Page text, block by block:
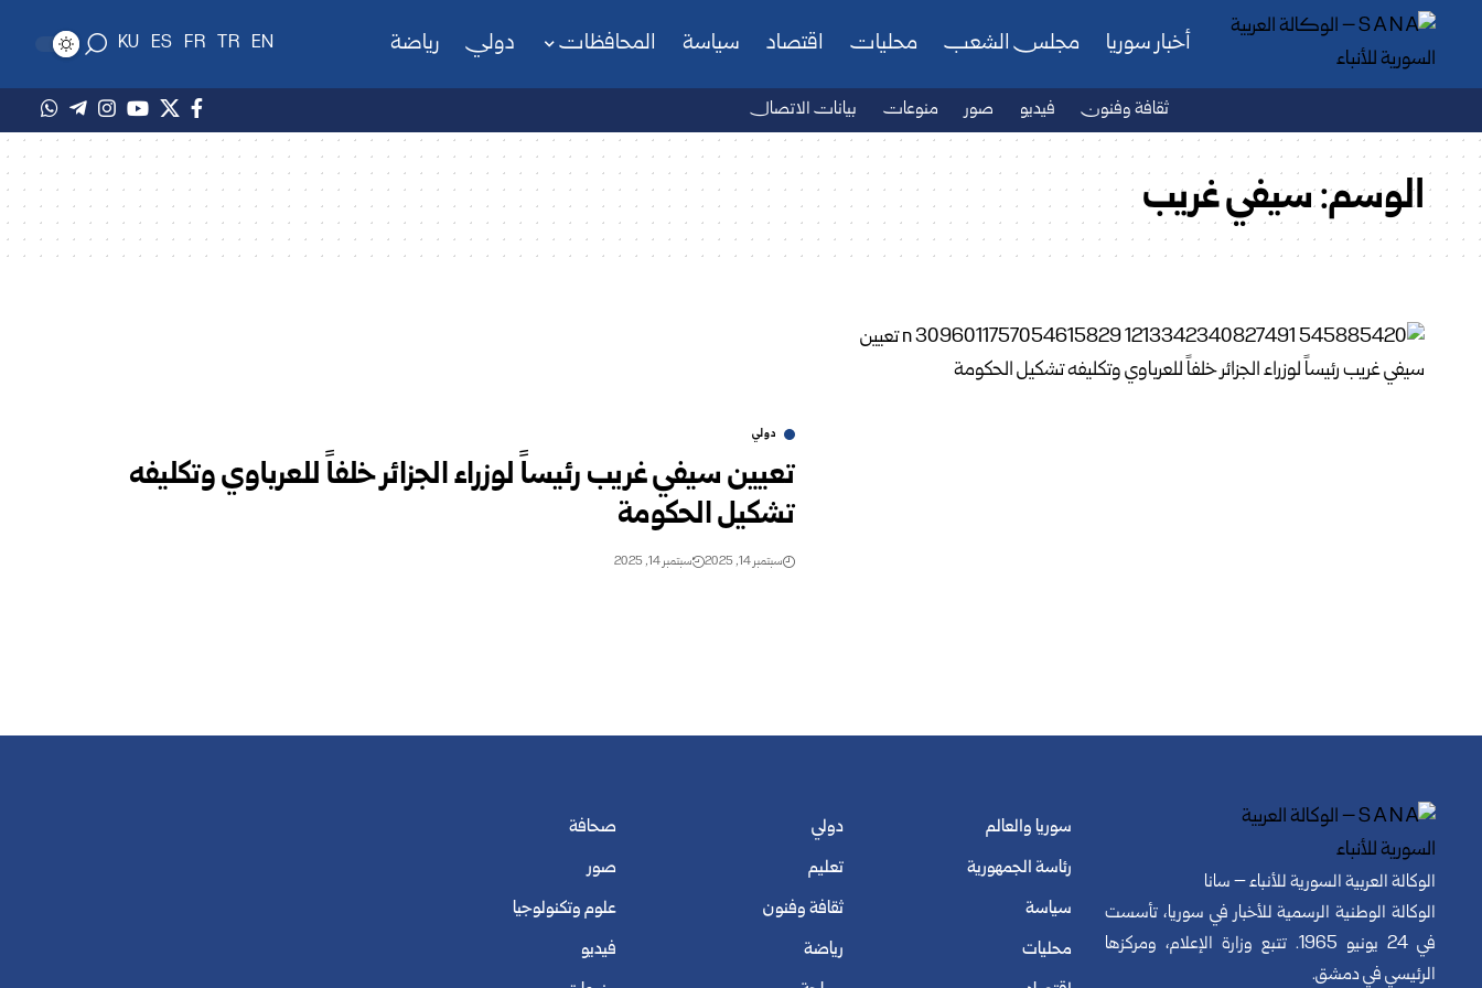
أخبار سوريا مجلس الشعب محليات اقتصاد سياسة المحافظات دولي رياضة EN
TR
FR
ES
KU
ثقافة وفنون فيديو صور منوعات بيانات الاتصال
الوسم:سيفي غريب
دولي
تعيين سيفي غريب رئيساً لوزراء الجزائر خلفاً للعرباوي وتكليفه
تشكيل الحكومة
سبتمبر 14, 2025 سبتمبر 14, 2025
الوكالة العربية السورية للأنباء – سانا
الوكالة الوطنية الرسمية للأخبار في سوريا، تأسست
في 24 يونيو 1965. تتبع وزارة الإعلام، ومركزها
الرئيسي في دمشق.
سوريا والعالم
رئاسة الجمهورية
سياسة
محليات
دولي
تعليم
ثقافة وفنون
رياضة
صحافة
صور
علوم وتكنولوجيا
فيديو